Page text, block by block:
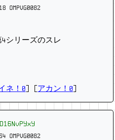
OMPVG0082
シリーズのスレ
ネ！0 アカン！0
OMPVG0082